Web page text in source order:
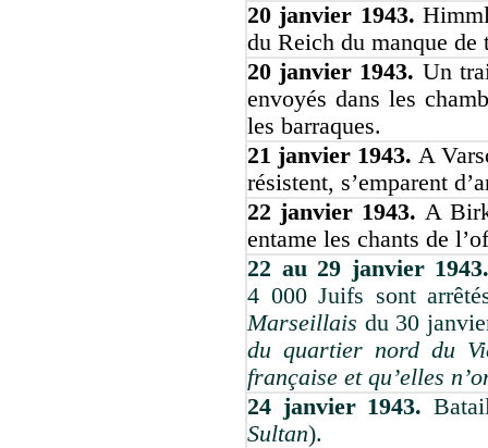
20 janvier 1943.
du Reich du manque de
20 janvier 1943. Un
envoyés dans les
les barraques.
21 janvier 1943.A
résistent, s’emparent
22 janvier 1943.A
entame les chants de
22 au 29 janvier
4 000 Juifs sont
Marseillais du 30
du quartier nord du
française et qu’elles
24 janvier 1943.
Sultan).